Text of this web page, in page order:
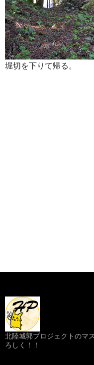
堀切を下りて帰る。
北陸城郭プロジェクトのマ
ろしく！！